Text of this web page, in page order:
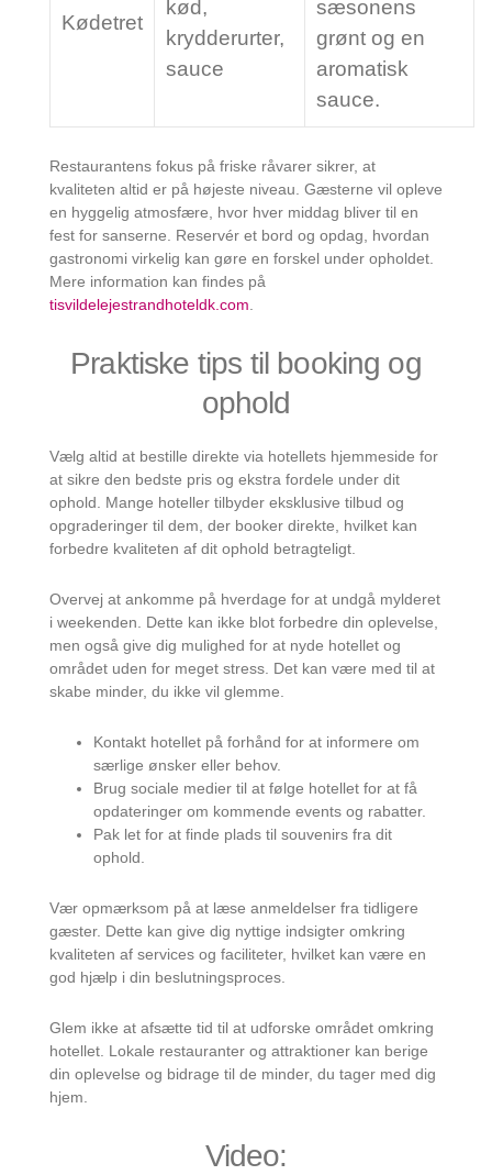
Kødetret
kød,
krydderurter,
sauce
sæsonens
grønt og en
aromatisk
sauce.
Restaurantens fokus på friske råvarer sikrer, at
kvaliteten altid er på højeste niveau. Gæsterne vil opleve
en hyggelig atmosfære, hvor hver middag bliver til en
fest for sanserne. Reservér et bord og opdag, hvordan
gastronomi virkelig kan gøre en forskel under opholdet.
Mere information kan findes på
tisvildelejestrandhoteldk.com
Praktiske tips til booking og
ophold
Vælg altid at bestille direkte via hotellets hjemmeside for
at sikre den bedste pris og ekstra fordele under dit
ophold. Mange hoteller tilbyder eksklusive tilbud og
opgraderinger til dem, der booker direkte, hvilket kan
forbedre kvaliteten af dit ophold betragteligt.
Overvej at ankomme på hverdage for at undgå mylderet
i weekenden. Dette kan ikke blot forbedre din oplevelse,
men også give dig mulighed for at nyde hotellet og
området uden for meget stress. Det kan være med til at
skabe minder, du ikke vil glemme.
Kontakt hotellet på forhånd for at informere om
særlige ønsker eller behov.
Brug sociale medier til at følge hotellet for at få
opdateringer om kommende events og rabatter.
Pak let for at finde plads til souvenirs fra dit
ophold.
Vær opmærksom på at læse anmeldelser fra tidligere
gæster. Dette kan give dig nyttige indsigter omkring
kvaliteten af services og faciliteter, hvilket kan være en
god hjælp i din beslutningsproces.
Glem ikke at afsætte tid til at udforske området omkring
hotellet. Lokale restauranter og attraktioner kan berige
din oplevelse og bidrage til de minder, du tager med dig
hjem.
Video: